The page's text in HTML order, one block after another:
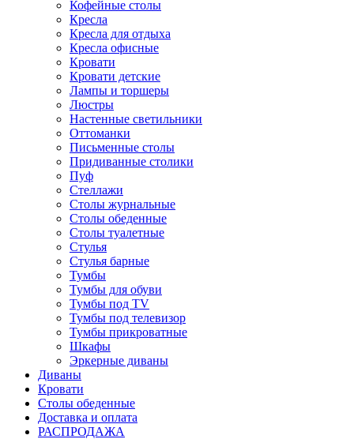
Кофейные столы
Кресла
Кресла для отдыха
Кресла офисные
Кровати
Кровати детские
Лампы и торшеры
Люстры
Настенные светильники
Оттоманки
Письменные столы
Придиванные столики
Пуф
Стеллажи
Столы журнальные
Столы обеденные
Столы туалетные
Стулья
Стулья барные
Тумбы
Тумбы для обуви
Тумбы под TV
Тумбы под телевизор
Тумбы прикроватные
Шкафы
Эркерные диваны
Диваны
Кровати
Столы обеденные
Доставка и оплата
РАСПРОДАЖА